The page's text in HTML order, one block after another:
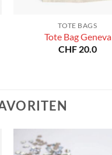
TOTE BAGS
Tote Bag Geneva
CHF 20.0